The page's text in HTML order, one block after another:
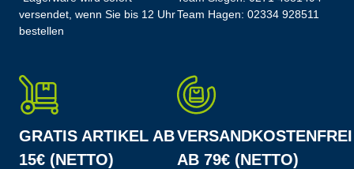
versendet, wenn Sie bis 12 Uhr
bestellen
Team Hagen: 02334 928511
GRATIS ARTIKEL AB
15€ (NETTO)
VERSANDKOSTENFREI
AB 79€ (NETTO)